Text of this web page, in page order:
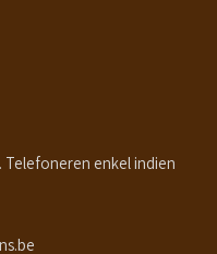
Telefoneren enkel indien